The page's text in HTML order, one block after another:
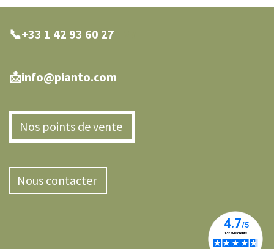
📞+33 1 42 93 60 27
📩info@pianto.com
Nos points de vente
Nous contacter